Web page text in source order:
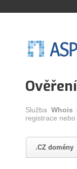
Služba Whois
registrace
.CZ domény